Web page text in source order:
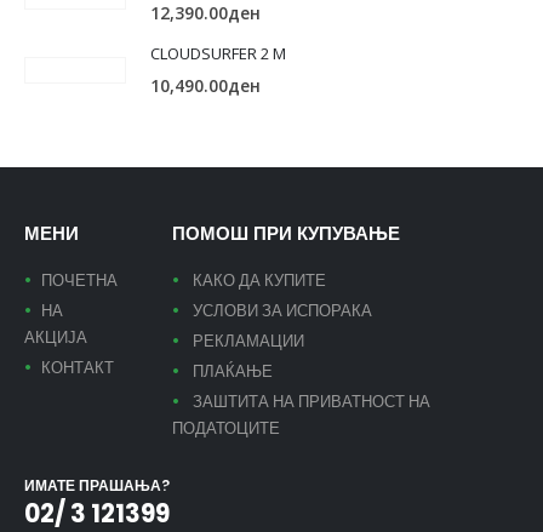
12,390.00ден
CLOUDSURFER 2 M
10,490.00ден
МЕНИ
ПОЧЕТНА
НА
АКЦИЈА
КОНТАКТ
ПОМОШ ПРИ КУПУВАЊЕ
КАКО ДА КУПИТЕ
УСЛОВИ ЗА ИСПОРАКА
РЕКЛАМАЦИИ
ПЛАЌАЊЕ
ЗАШТИТА НА ПРИВАТНОСТ НА
ПОДАТОЦИТЕ
ИМАТЕ ПРАШАЊА?
02/ 3 121399